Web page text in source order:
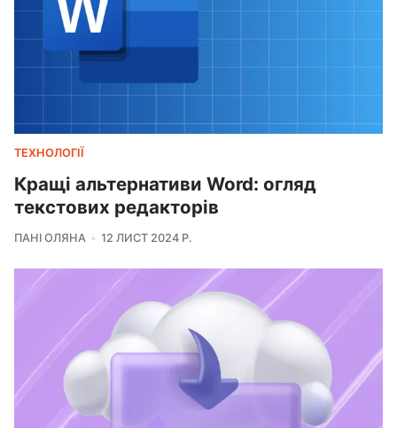
ТЕХНОЛОГІЇ
Кращі альтернативи Word: огляд
текстових редакторів
ПАНІ ОЛЯНА 12 ЛИСТ 2024 Р.